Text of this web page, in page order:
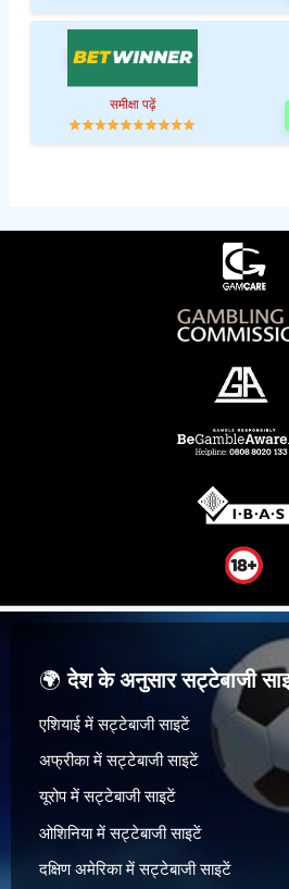
समीक्षा पढ़ें
🌍देश के अनुसार सट्टेबाजी
एशियाई में सट्टेबाजी साइटें
अफ्रीका में सट्टेबाजी साइटें
यूरोप में सट्टेबाजी साइटें
ओशिनिया में सट्टेबाजी साइटें
दक्षिण अमेरिका में सट्टेबाजी साइटें